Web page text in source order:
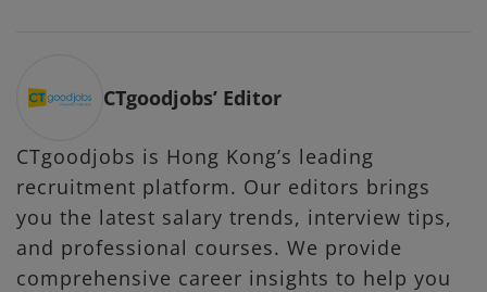
CTgoodjobs’ Editor
CTgoodjobs is Hong Kong’s leading
recruitment platform. Our editors brings
you the latest salary trends, interview tips,
and professional courses. We provide
comprehensive career insights to help you